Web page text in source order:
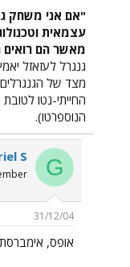
"אם אני משחק
עצמאית
מאשר הם רואים
גנגרל לעזאזל
מצד של הגנגרלים
החייתי-נטו
הנוספרטו).
G
S
31/12/04
אופס,